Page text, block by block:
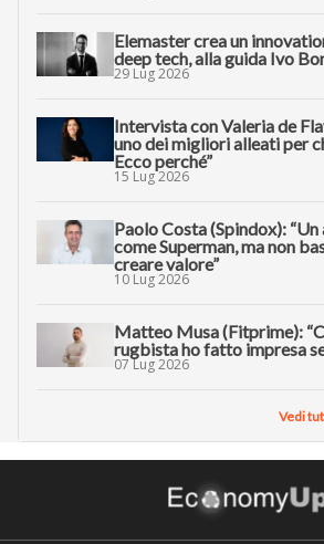
Elemaster crea un
deep tech, alla guida Ivo
29 Lug 2026
Intervista con Valeria de
uno dei migliori alleati per
Ecco perché”
15 Lug 2026
Paolo Costa (Spindox):
come Superman, ma non
creare valore”
10 Lug 2026
Matteo Musa (Fitprime):
rugbista ho fatto impresa
07 Lug 2026
Vedi